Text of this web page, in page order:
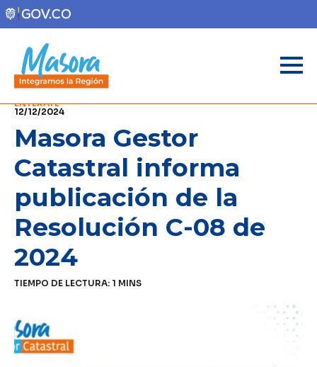
ENTÉRATE
12/12/2024
Masora Gestor
Catastral informa
publicación de la
Resolución C-08 de
2024
TIEMPO DE LECTURA: 1 MINS